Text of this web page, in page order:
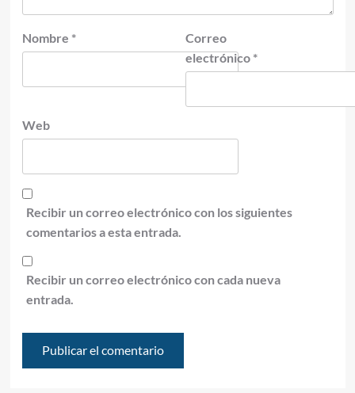
Nombre *
Correo
electrónico *
Web
Recibir un correo electrónico con los siguientes
comentarios a esta entrada.
Recibir un correo electrónico con cada nueva
entrada.